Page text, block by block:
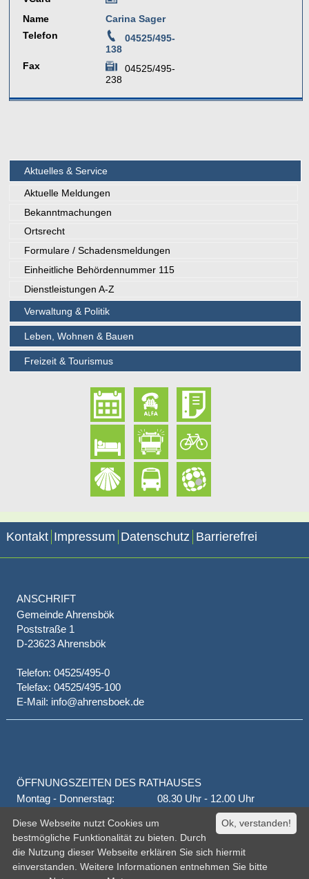
Name
Carina Sager
Telefon
04525/495-
138
Fax
04525/495-
238
Aktuelles & Service
Aktuelle Meldungen
Bekanntmachungen
Ortsrecht
Formulare / Schadensmeldungen
Einheitliche Behördennummer 115
Dienstleistungen A-Z
Verwaltung & Politik
Leben, Wohnen & Bauen
Freizeit & Tourismus
Kontakt Impressum Datenschutz Barrierefrei
ANSCHRIFT
Gemeinde Ahrensbök
Poststraße 1
D-23623 Ahrensbök
Telefon: 04525/495-0
Telefax: 04525/495-100
E-Mail: info@ahrensboek.de
ÖFFNUNGSZEITEN DES RATHAUSES
Montag - Donnerstag:
08.30 Uhr - 12.00 Uhr
14.00 Uhr - 18.00 Uhr
jeden 1. und 3. Montag
16.00 Uhr - 18.00 Uhr
Freitag
geschlossen
oder nach Vereinbarung
Ok, verstanden!
Diese Webseite nutzt Cookies um
bestmögliche Funktionalität zu bieten. Durch
die Nutzung dieser Webseite erklären Sie sich hiermit
einverstanden. Weitere Informationen entnehmen Sie bitte